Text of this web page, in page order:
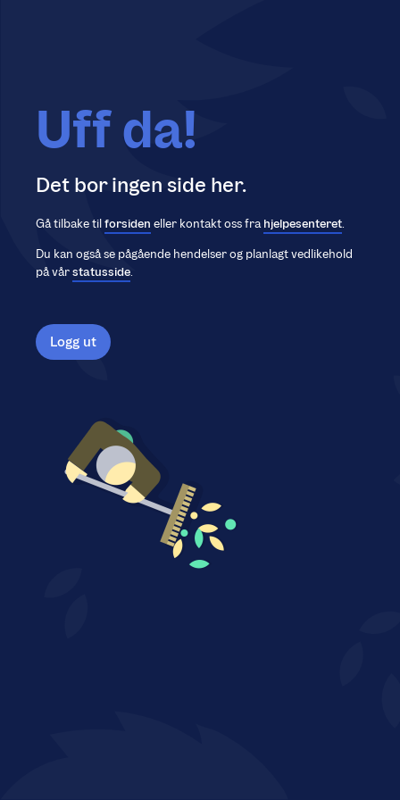
Uff da!
Det bor ingen side her.
Gå tilbake tilforsiden eller kontakt oss frahjelpesenteret.
Du kan også se pågående hendelser og planlagt vedlikehold
på vårstatusside.
Logg ut